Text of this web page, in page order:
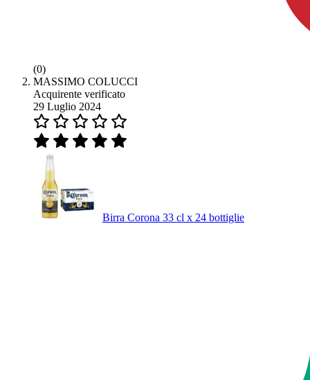
(0)
MASSIMO COLUCCI
Acquirente verificato
29 Luglio 2024
Birra Corona 33 cl x 24 bottiglie